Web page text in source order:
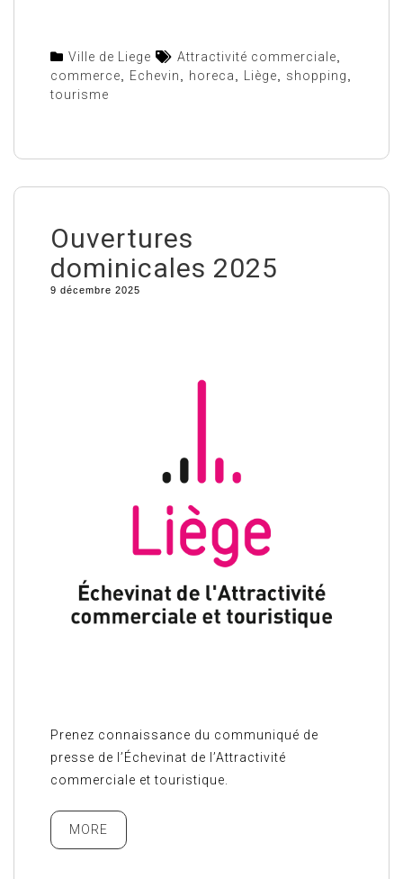
Ville de Liege Attractivité commerciale
commerce
Echevin horeca Liège shopping
tourisme
Ouvertures
dominicales 2025
9 décembre 2025
Prenez connaissance du communiqué de
presse de l’Échevinat de l’Attractivité
commerciale et touristique.
MORE